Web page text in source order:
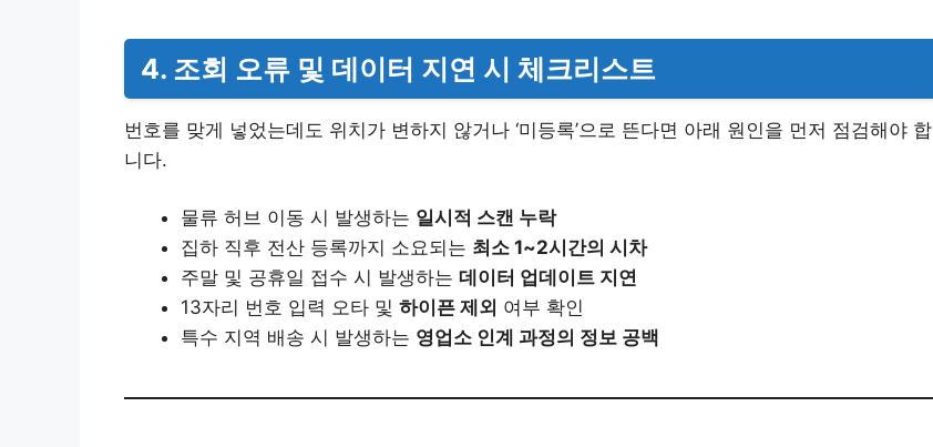
4. 조회 오류 및 데이터 지연 시 체크리스트
번호를 맞게 넣었는데도 위치가 변하지 않거나 ‘미등록’으로 뜬다면 아래 원인을 먼저 점검해야 합
니다.
물류 허브 이동 시 발생하는 일시적 스캔 누락
집하 직후 전산 등록까지 소요되는 최소 1~2시간의 시차
주말 및 공휴일 접수 시 발생하는 데이터 업데이트 지연
13자리 번호 입력 오타 및 하이픈 제외 여부 확인
특수 지역 배송 시 발생하는 영업소 인계 과정의 정보 공백